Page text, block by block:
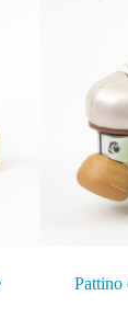
Pattino